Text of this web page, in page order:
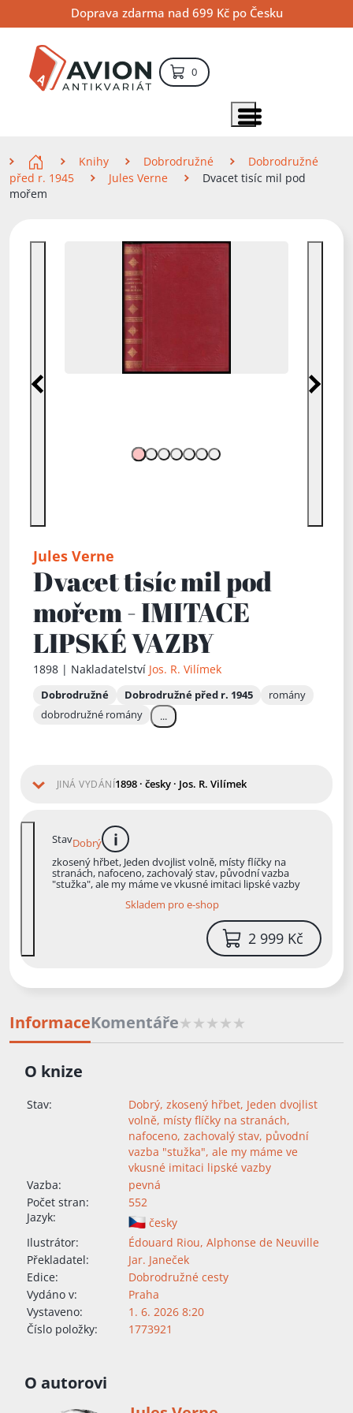
na
obsah
na
navigaci
na
vyhledávání
Doprava zdarma nad 699 Kč po Česku
0položek – košík
Zobrazit položky menu
Knihy Dobrodružné
Dobrodružné
před r. 1945
Jules Verne
Dvacet tisíc mil pod
mořem
Předchozí Další
Jules Verne
Dvacet tisíc mil pod
mořem - IMITACE
LIPSKÉ VAZBY
1898 | Nakladatelství Jos. R. Vilímek
Dobrodružné Dobrodružné před r. 1945
romány
dobrodružné romány
...
JINÁ VYDÁNÍ1898 · česky · Jos. R. Vilímek
StavDobrý
více informací
zkosený hřbet, Jeden dvojlist volně, místy flíčky na
stranách, nafoceno, zachovalý stav, původní vazba
"stužka", ale my máme ve vkusné imitaci lipské vazby
Skladem pro e-shop
2 999 Kč
InformaceKomentáře
O knize
Stav:
Dobrý, zkosený hřbet, Jeden dvojlist
volně, místy flíčky na stranách,
nafoceno, zachovalý stav, původní
vazba "stužka", ale my máme ve
vkusné imitaci lipské vazby
Vazba:
pevná
Počet stran:
552
Jazyk:
česky
Ilustrátor:
Édouard Riou, Alphonse de Neuville
Překladatel:
Jar. Janeček
Edice:
Dobrodružné cesty
Vydáno v:
Praha
Vystaveno:
1. 6. 2026 8:20
Číslo položky:
1773921
O autorovi